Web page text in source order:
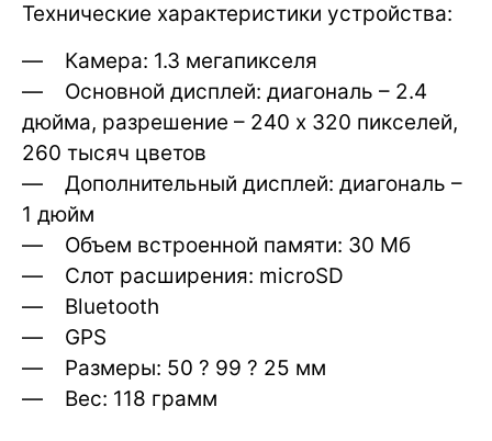
Технические характеристики устройства:
— Камера: 1.3 мегапикселя
— Основной дисплей: диагональ – 2.4
дюйма, разрешение – 240 х 320 пикселей,
260 тысяч цветов
— Дополнительный дисплей: диагональ –
1 дюйм
— Объем встроенной памяти: 30 Мб
— Слот расширения: microSD
— Bluetooth
— GPS
— Размеры: 50 ? 99 ? 25 мм
— Вес: 118 грамм